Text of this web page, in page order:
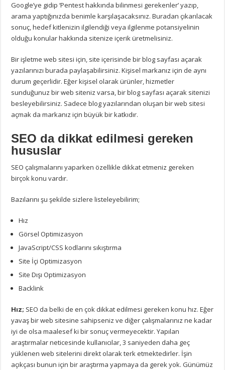
Google’ye gidip ‘Pentest hakkında bilinmesi gerekenler’ yazıp,
arama yaptığınızda benimle karşılaşacaksınız. Buradan çıkarılacak
sonuç, hedef kitlenizin ilgilendiği veya ilgilenme potansiyelinin
olduğu konular hakkında sitenize içerik üretmelisiniz.
Bir işletme web sitesi için, site içerisinde bir blog sayfası açarak
yazılarınızı burada paylaşabilirsiniz. Kişisel markanız için de aynı
durum geçerlidir. Eğer kişisel olarak ürünler, hizmetler
sunduğunuz bir web siteniz varsa, bir blog sayfası açarak sitenizi
besleyebilirsiniz. Sadece blog yazılarından oluşan bir web sitesi
açmak da markanız için büyük bir katkıdır.
SEO da dikkat edilmesi gereken
hususlar
SEO çalışmalarını yaparken özellikle dikkat etmeniz gereken
birçok konu vardır.
Bazılarını şu şekilde sizlere listeleyebilirim;
Hız
Görsel Optimizasyon
JavaScript/CSS kodlarını sıkıştırma
Site İçi Optimizasyon
Site Dışı Optimizasyon
Backlink
Hız; SEO da belki de en çok dikkat edilmesi gereken konu hız. Eğer
yavaş bir web sitesine sahipseniz ve diğer çalışmalarınız ne kadar
iyi de olsa maalesef ki bir sonuç vermeyecektir. Yapılan
araştırmalar neticesinde kullanıcılar, 3 saniyeden daha geç
yüklenen web sitelerini direkt olarak terk etmektedirler. İşin
açıkçası bunun için bir araştırma yapmaya da gerek yok. Günümüz